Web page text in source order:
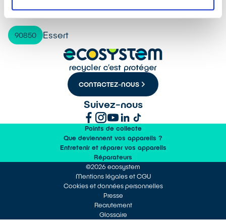
90800 Bavilliers
90850 Essert
CONTACTEZ-NOUS
Suivez-nous
Points de collecte
Que deviennent vos appareils ?
Entretenir et réparer vos appareils
Réparateurs
©2026 ecosystem
Mentions légales et CGU
Cookies et données personnelles
Presse
Recrutement
Glossaire